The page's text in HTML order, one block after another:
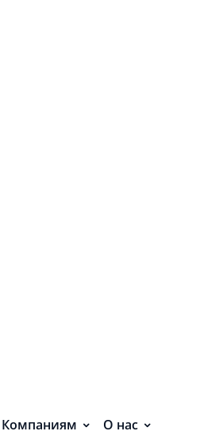
Компаниям О нас